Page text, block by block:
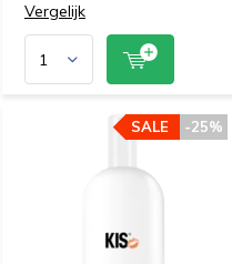
Vergelijk
-25%
SALE